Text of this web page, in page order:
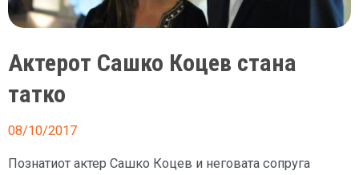
шок
Актерот Сашко Коцев стана
татко
08/10/2017
Познатиот актер Сашко Коцев и неговата сопруга